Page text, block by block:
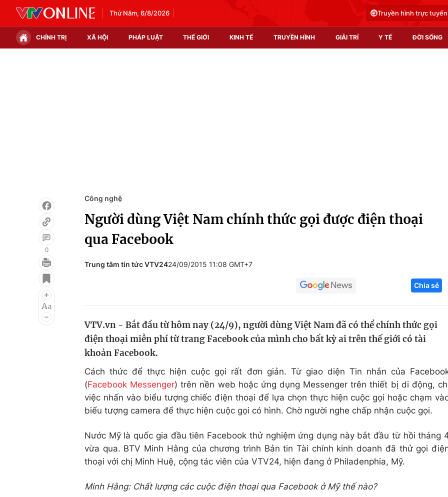
Thứ Năm, 6/8/2026 Truyền hình trực tuyến
CHÍNH TRỊ XÃ HỘI PHÁP LUẬT THẾ GIỚI KINH TẾ TRUYỀN HÌNH GIẢI TRÍ Y TẾ ĐỜI SỐNG
Infographic
Điện ảnh
Âm nhạc
Chất lượng cuộc sống
Tuyển sinh
Hitech Công
Thị trường
0
Công nghệ
Người dùng Việt Nam chính thức gọi được điện thoại
qua Facebook
Trung tâm tin tức VTV2424/09/2015 11:08 GMT+7
Chia sẻ
VTV.vn - Bắt đầu từ hôm nay (24/9), người dùng Việt Nam đã có thể chính thức gọi
điện thoại miễn phí từ trang Facebook của mình cho bất kỳ ai trên thế giới có tài
khoản Facebook.
Cách thức để thực hiện cuộc gọi rất đơn giản. Từ giao diện Tin nhắn của
(Facebook Messenger) trên nền web hoặc ứng dụng Messenger trên thiết bị di động,
việc nhấn vào biểu tượng chiếc điện thoại để lựa chọn thực hiện cuộc gọi hoặc chạm
biểu tượng camera để thực hiện cuộc gọi có hình. Chờ người nghe chấp nhận cuộc gọi.
Nước Mỹ là quốc gia đầu tiên Facebook thử nghiệm ứng dụng này bắt đầu từ hồi tháng
vừa qua. BTV Minh Hằng của chương trình Bản tin Tài chính kinh doanh đã thử gọi
thoại với chị Minh Huệ, cộng tác viên của VTV24, hiện đang ở Philadenphia, Mỹ.
Minh Hằng: Chất lượng các cuộc điện thoại qua Facebook ở Mỹ thế nào?